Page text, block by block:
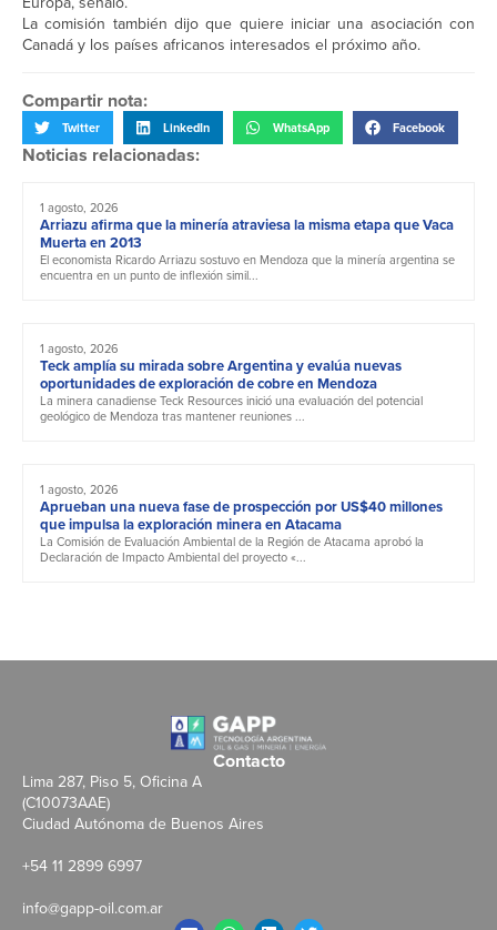
La comisión también dijo que quiere iniciar una asociación con
Canadá y los países africanos interesados el próximo año.
Compartir nota:
Twitter LinkedIn WhatsApp Facebook
Noticias relacionadas:
1 agosto, 2026
Arriazu afirma que la minería atraviesa la misma etapa que Vaca
Muerta en 2013
El economista Ricardo Arriazu sostuvo en Mendoza que la minería argentina se
encuentra en un punto de inflexión simil...
1 agosto, 2026
Teck amplía su mirada sobre Argentina y evalúa nuevas
oportunidades de exploración de cobre en Mendoza
La minera canadiense Teck Resources inició una evaluación del potencial
geológico de Mendoza tras mantener reuniones ...
1 agosto, 2026
Aprueban una nueva fase de prospección por US$40 millones
que impulsa la exploración minera en Atacama
La Comisión de Evaluación Ambiental de la Región de Atacama aprobó la
Declaración de Impacto Ambiental del proyecto «...
Contacto
Lima 287, Piso 5, Oficina A
(C10073AAE)
Ciudad Autónoma de Buenos Aires
+54 11 2899 6997
info@gapp-oil.com.ar